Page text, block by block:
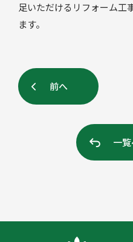
足いただけるリフォーム工
ます。
前へ
一